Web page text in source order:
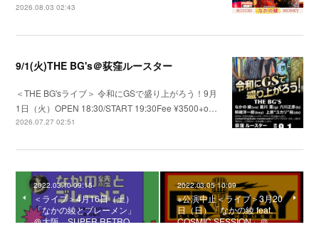
2026.08.03 02:43
9/1(火)THE BG's＠荻窪ルースター
＜THE BG'sライブ＞ 令和にGSで盛り上がろう！9月
1日（火）OPEN 18:30/START 19:30Fee ¥3500+o…
2026.07.27 02:51
2022.03.10 09:15
＜ライブ＞4月16日（土）
「なかの綾とブレーメン」
＠大阪 SUPER RETRO …
2022.03.05 10:09
※公演中止＜ライブ＞3月20
日（日）「なかの綾 feat.
COSMIC SESSION」＠…